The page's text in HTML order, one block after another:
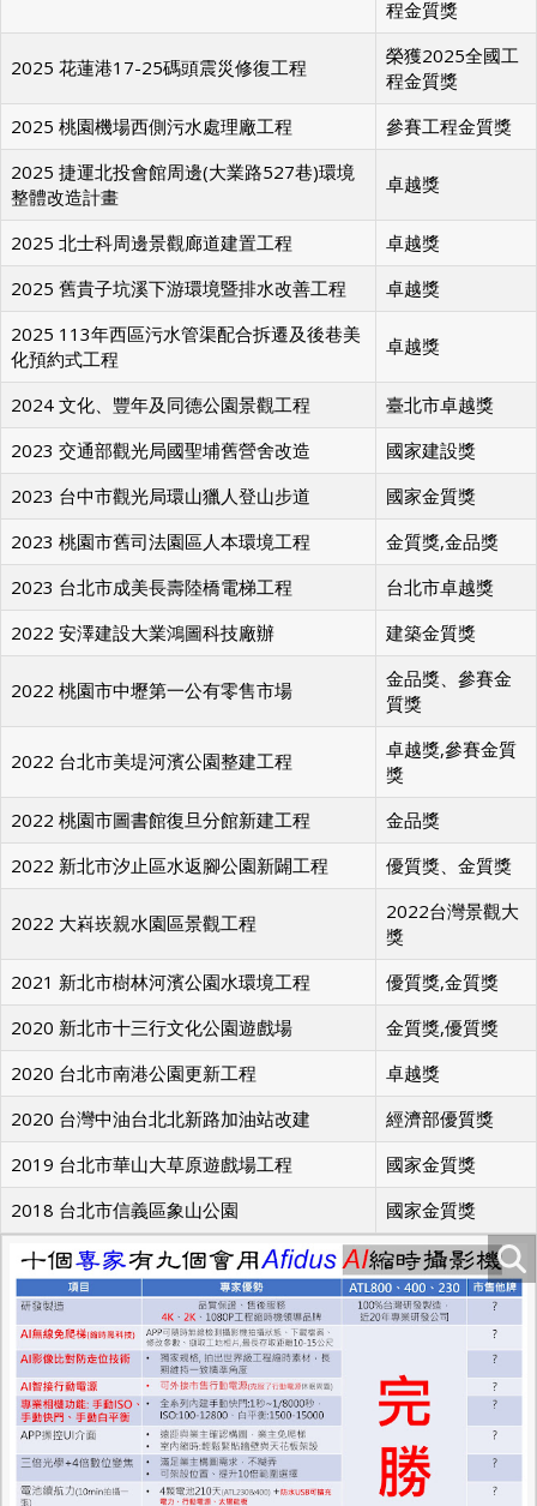
程金質獎
2025 花蓮港17-25碼頭震災修復工程
榮獲2025全國工
程金質獎
2025 桃園機場西側污水處理廠工程
參賽工程金質獎
2025 捷運北投會館周邊(大業路527巷)環境
整體改造計畫
卓越獎
2025 北士科周邊景觀廊道建置工程
卓越獎
2025 舊貴子坑溪下游環境暨排水改善工程
卓越獎
2025 113年西區污水管渠配合拆遷及後巷美
化預約式工程
卓越獎
2024 文化、豐年及同德公園景觀工程
臺北市卓越獎
2023 交通部觀光局國聖埔舊營舍改造
國家建設獎
2023 台中市觀光局環山獵人登山步道
國家金質獎
2023 桃園市舊司法園區人本環境工程
金質獎,金品獎
2023 台北市成美長壽陸橋電梯工程
台北市卓越獎
2022 安澤建設大業鴻圖科技廠辦
建築金質獎
2022 桃園市中壢第一公有零售市場
金品獎、參賽金
質獎
2022 台北市美堤河濱公園整建工程
卓越獎,參賽金質
獎
2022 桃園市圖書館復旦分館新建工程
金品獎
2022 新北市汐止區水返腳公園新闢工程
優質獎、金質獎
2022 大嵙崁親水園區景觀工程
2022台灣景觀大
獎
2021 新北市樹林河濱公園水環境工程
優質獎,金質獎
2020 新北市十三行文化公園遊戲場
金質獎,優質獎
2020 台北市南港公園更新工程
卓越獎
2020 台灣中油台北北新路加油站改建
經濟部優質獎
2019 台北市華山大草原遊戲場工程
國家金質獎
2018 台北市信義區象山公園
國家金質獎